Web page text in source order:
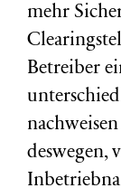
mehr
Betreiber
deswegen,